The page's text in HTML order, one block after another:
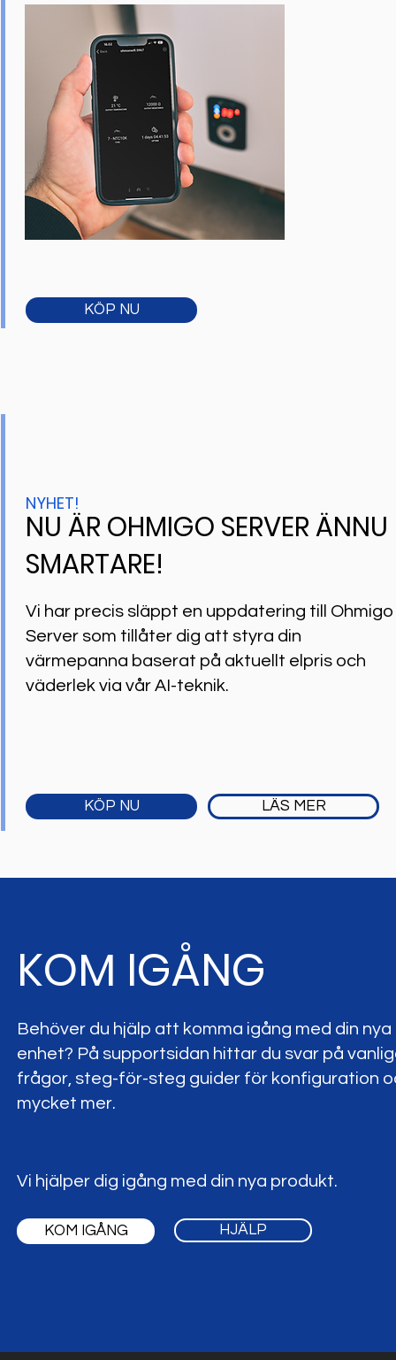
KÖP NU
NU ÄR OHMIGO SERVER ÄNNU
SMARTARE!
NYHET!
Vi har precis släppt en uppdatering till Ohmigo
Server som tillåter dig att styra din
värmepanna baserat på aktuellt elpris och
väderlek via vår AI-teknik.
KÖP NU LÄS MER
KOM IGÅNG
Behöver du hjälp att komma igång med din nya
enhet? På supportsidan hittar du svar på
frågor, steg-för-steg guider för konfiguration
mycket mer.
Vi hjälper dig igång med din nya produkt.
KOM IGÅNG HJÄLP